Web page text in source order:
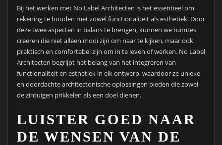
Bij het werken met No Label Architecten is het essentieel om
rekening te houden met zowel functionaliteit als esthetiek. Door
deze twee aspecten in balans te brengen, kunnen we ruimtes
creëren die niet alleen mooi zijn om naar te kijken, maar ook
praktisch en comfortabel zijn om in te leven of werken. No Label
Architecten begrijpt het belang van het integreren van
functionaliteit en esthetiek in elk ontwerp, waardoor ze unieke
en doordachte architectonische oplossingen bieden die zowel
de zintuigen prikkelen als een doel dienen.
LUISTER GOED NAAR
DE WENSEN VAN DE